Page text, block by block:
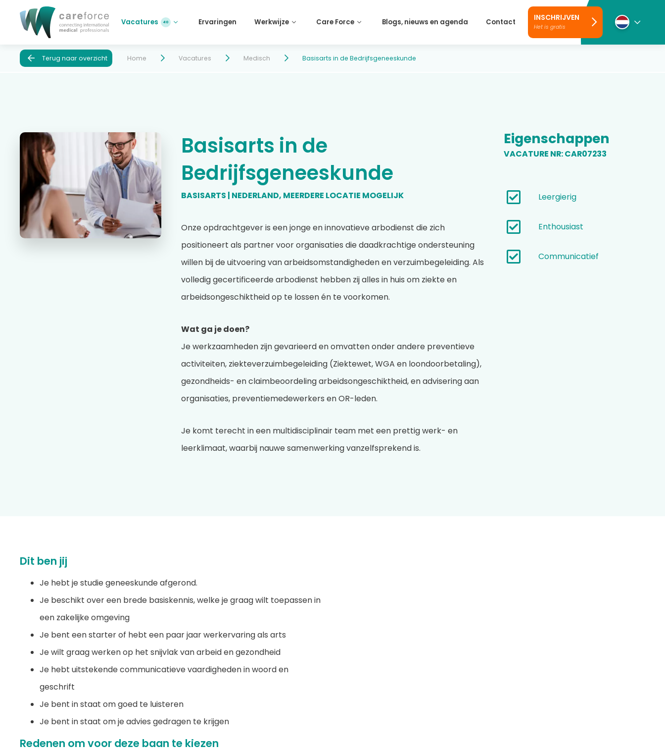
Vacatures 40 Ervaringen Werkwijze Care Force Blogs, nieuws en agenda Contact INSCHRIJVEN
Het is gratis
Terug naar overzicht Home Vacatures Medisch Basisarts in de Bedrijfsgeneeskunde
Basisarts in de
Bedrijfsgeneeskunde
BASISARTS | NEDERLAND, MEERDERE LOCATIE MOGELIJK
Onze opdrachtgever is een jonge en innovatieve arbodienst die zich
positioneert als partner voor organisaties die daadkrachtige ondersteuning
willen bij de uitvoering van arbeidsomstandigheden en verzuimbegeleiding. Als
volledig gecertificeerde arbodienst hebben zij alles in huis om ziekte en
arbeidsongeschiktheid op te lossen én te voorkomen.
Wat ga je doen?
Je werkzaamheden zijn gevarieerd en omvatten onder andere preventieve
activiteiten, ziekteverzuimbegeleiding (Ziektewet, WGA en loondoorbetaling),
gezondheids- en claimbeoordeling arbeidsongeschiktheid, en advisering aan
organisaties, preventiemedewerkers en OR-leden.
Je komt terecht in een multidisciplinair team met een prettig werk- en
leerklimaat, waarbij nauwe samenwerking vanzelfsprekend is.
Eigenschappen
VACATURE NR: CAR07233
Leergierig
Enthousiast
Communicatief
Dit ben jij
Je hebt je studie geneeskunde afgerond.
Je beschikt over een brede basiskennis, welke je graag wilt toepassen in
een zakelijke omgeving
Je bent een starter of hebt een paar jaar werkervaring als arts
Je wilt graag werken op het snijvlak van arbeid en gezondheid
Je hebt uitstekende communicatieve vaardigheden in woord en
geschrift
Je bent in staat om goed te luisteren
Je bent in staat om je advies gedragen te krijgen
Redenen om voor deze baan te kiezen